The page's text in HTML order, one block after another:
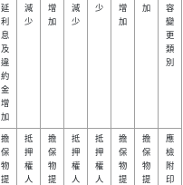
延
利
息
及
違
約
金
增
減
少
增
加
減
少
少
增
加
加
容
變
更
類
別
擔
保
物
提
抵
押
權
人
擔
保
物
提
抵
押
權
人
抵
押
權
人
擔
保
物
提
擔
保
物
提
應
檢
附
印